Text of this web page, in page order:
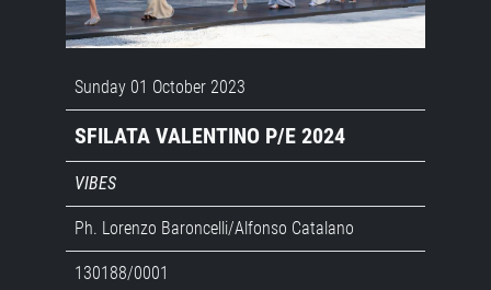
Sunday 01 October 2023
SFILATA VALENTINO P/E 2024
VIBES
Ph. Lorenzo Baroncelli/Alfonso Catalano
130188/0001